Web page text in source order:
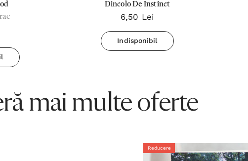
Dincolo De Instinct
6,50 Lei
Indisponibil
mai multe oferte
Reducere